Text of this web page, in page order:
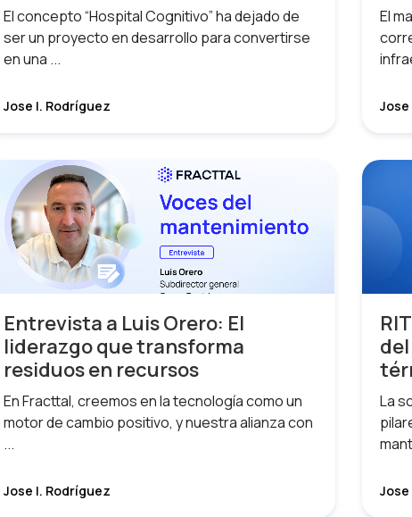
El concepto “Hospital Cognitivo” ha dejado de
ser un proyecto en desarrollo para convertirse
en una ...
Jose I. Rodríguez
El
Jose
Entrevista a Luis Orero: El
liderazgo que transforma
residuos en recursos
En Fracttal, creemos en la tecnología como un
motor de cambio positivo, y nuestra alianza con
...
Jose I. Rodríguez
La
Jose